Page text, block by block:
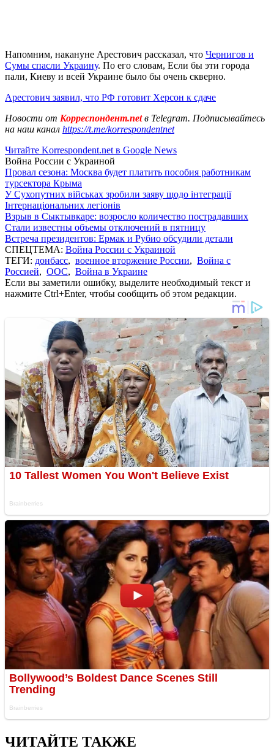
Напомним, накануне Арестович рассказал, что Чернигов и
Сумы спасли Украину. По его словам, Если бы эти города
пали, Киеву и всей Украине было бы очень скверно.
Арестович заявил, что РФ готовит Херсон к сдаче
Новости от Корреспондент.netв Telegram. Подписывайтесь
на наш канал https://t.me/korrespondentnet
Читайте Korrespondent.net в Google News
Война России с Украиной
Провал сезона: Москва будет платить пособия работникам
турсектора Крыма
У Сухопутних військах зробили заяву щодо інтеграції
Інтернаціональних легіонів
Взрыв в Сыктывкаре: возросло количество пострадавших
Стали известны объемы отключений в пятницу
Встреча президентов: Ермак и Рубио обсудили детали
СПЕЦТЕМА: Война России с Украиной
ТЕГИ: донбасс, военное вторжение России, Война с
Россией, ООС, Война в Украине
Если вы заметили ошибку, выделите необходимый текст и
нажмите Ctrl+Enter, чтобы сообщить об этом редакции.
ЧИТАЙТЕ ТАКЖЕ